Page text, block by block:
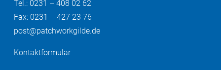
Tel.: 0231 – 408 02 62
Fax: 0231 – 427 23 76
post@patchworkgilde.de
Kontaktformular